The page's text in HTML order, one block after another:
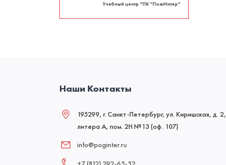
Учебный центр "ПК "ПожИнтер"
Наши Контакты
195299, г. Санкт-Петербург, ул. Киришская, д. 2,
литера А, пом. 2Н №13 (оф. 107)
info@poginter.ru